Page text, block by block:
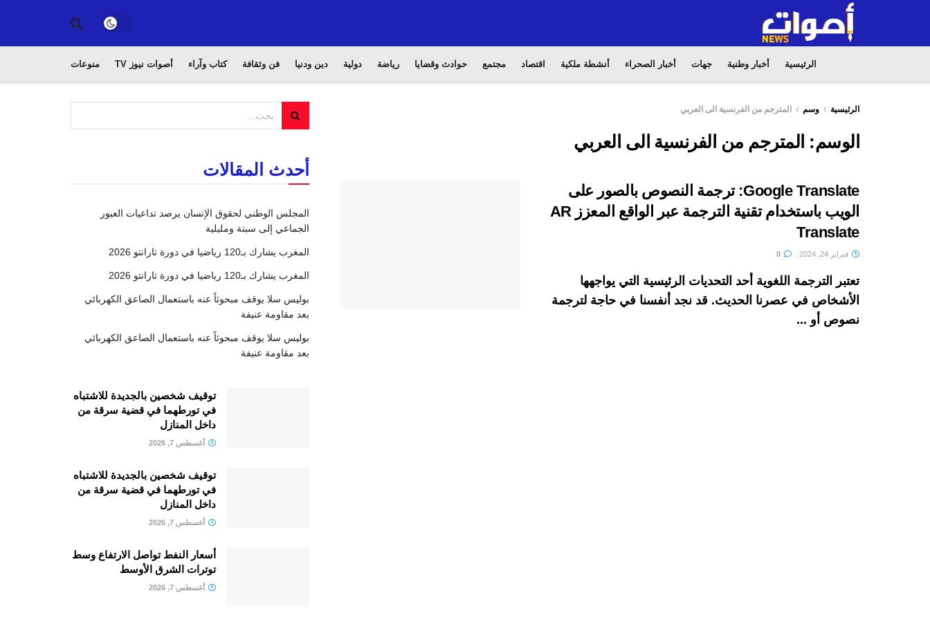
الرئيسية أخبار وطنية جهات أخبار الصحراء أنشطة ملكية اقتصاد مجتمع حوادث وقضايا رياضة دولية دين ودنيا فن وثقافة كتاب وآراء أصوات نيوز TV منوعات
الرئيسية وسم المترجم من الفرنسية الى العربي
الوسم: المترجم من الفرنسية الى العربي
Google Translate: ترجمة النصوص بالصور على
الويب باستخدام تقنية الترجمة عبر الواقع المعزز AR
Translate
فبراير 24, 2024
تعتبر الترجمة اللغوية أحد التحديات الرئيسية التي يواجهها
الأشخاص في عصرنا الحديث. قد نجد أنفسنا في حاجة لترجمة
نصوص أو ...
أحدث المقالات
المجلس الوطني لحقوق الإنسان يرصد تداعيات العبور
الجماعي إلى سبتة ومليلية
المغرب يشارك بـ120 رياضيا في دورة تارانتو 2026
المغرب يشارك بـ120 رياضيا في دورة تارانتو 2026
بوليس سلا يوقف مبحوثاً عنه باستعمال الصاعق الكهربائي
بعد مقاومة عنيفة
بوليس سلا يوقف مبحوثاً عنه باستعمال الصاعق الكهربائي
بعد مقاومة عنيفة
توقيف شخصين بالجديدة للاشتباه
في تورطهما في قضية سرقة من
داخل المنازل
أغسطس 7, 2026
توقيف شخصين بالجديدة للاشتباه
في تورطهما في قضية سرقة من
داخل المنازل
أغسطس 7, 2026
أسعار النفط تواصل الارتفاع وسط
توترات الشرق الأوسط
أغسطس 7, 2026